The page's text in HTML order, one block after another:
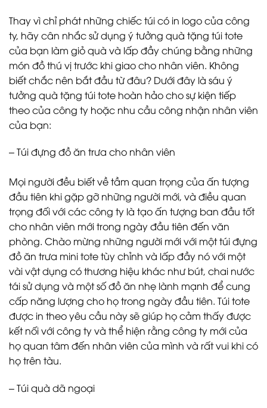
Thay vì chỉ phát những chiếc túi có in logo của công
ty, hãy cân nhắc sử dụng ý tưởng quà tặng túi tote
của bạn làm giỏ quà và lấp đầy chúng bằng những
món đồ thú vị trước khi giao cho nhân viên. Không
biết chắc nên bắt đầu từ đâu? Dưới đây là sáu ý
tưởng quà tặng túi tote hoàn hảo cho sự kiện tiếp
theo của công ty hoặc nhu cầu công nhận nhân viên
của bạn:
– Túi đựng đồ ăn trưa cho nhân viên
Mọi người đều biết về tầm quan trọng của ấn tượng
đầu tiên khi gặp gỡ những người mới, và điều quan
trọng đối với các công ty là tạo ấn tượng ban đầu tốt
cho nhân viên mới trong ngày đầu tiên đến văn
phòng. Chào mừng những người mới với một túi đựng
đồ ăn trưa mini tote tùy chỉnh và lấp đầy nó với một
vài vật dụng có thương hiệu khác như bút, chai nước
tái sử dụng và một số đồ ăn nhẹ lành mạnh để cung
cấp năng lượng cho họ trong ngày đầu tiên. Túi tote
được in theo yêu cầu này sẽ giúp họ cảm thấy được
kết nối với công ty và thể hiện rằng công ty mới của
họ quan tâm đến nhân viên của mình và rất vui khi có
họ trên tàu.
– Túi quà dã ngoại